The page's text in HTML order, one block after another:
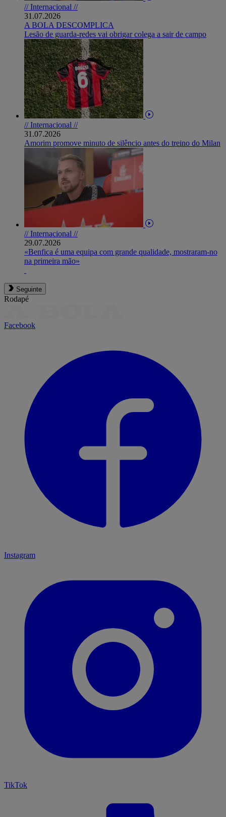
// Internacional //
31.07.2026
A BOLA DESCOMPLICA
Lesão de guarda-redes vai obrigar colega a sair de campo
// Internacional //
31.07.2026
Amorim promove minuto de silêncio antes do treino do Milan
// Internacional //
29.07.2026
«Benfica é uma equipa com grande qualidade, mostraram-no
na primeira mão»
Seguinte
Rodapé
Facebook
Instagram
TikTok